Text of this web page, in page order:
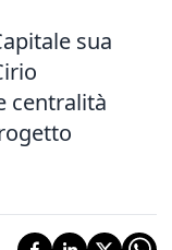
sua
centralità